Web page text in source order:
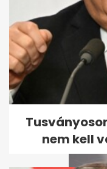
- A
nem kell